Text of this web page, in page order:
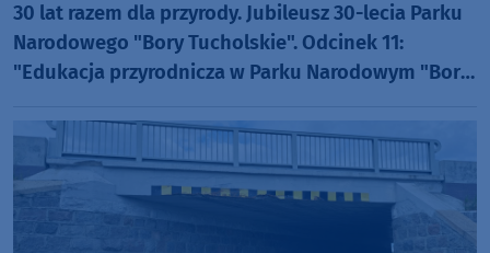
30 lat razem dla przyrody. Jubileusz 30-lecia Parku
Narodowego "Bory Tucholskie". Odcinek 11:
"Edukacja przyrodnicza w Parku Narodowym "Bory